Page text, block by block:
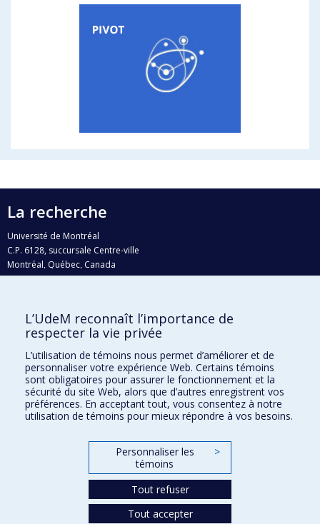
La recherche
Université de Montréal
C.P. 6128, succursale Centre-ville
Montréal, Québec, Canada
H3C 3J7
Qui fait quoi?
Nous trouver
Plan du site
Accessibilité
L’UdeM reconnaît l’importance de
respecter la vie privée
L’utilisation de témoins nous permet d’améliorer et de
personnaliser votre expérience Web. Certains témoins
sont obligatoires pour assurer le fonctionnement et la
sécurité du site Web, alors que d’autres enregistrent vos
préférences. En acceptant tout, vous consentez à notre
utilisation de témoins pour mieux répondre à vos besoins.
Personnaliser les
témoins
>
Tout refuser
Tout accepter